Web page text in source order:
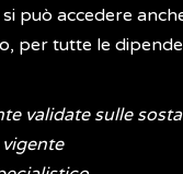
può accedere
per tutte le
validate sulle